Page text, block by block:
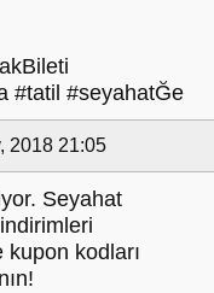
#tatil #seyahatĞe
2018 21:05
Seyahat
kupon kodları